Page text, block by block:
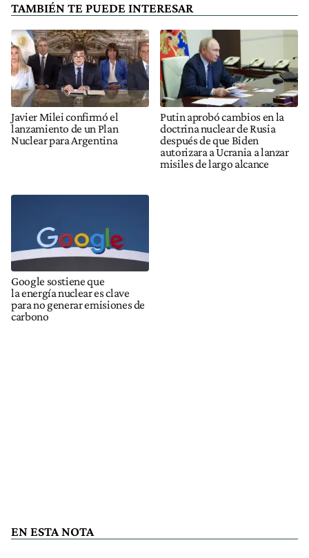
TAMBIÉN TE PUEDE INTERESAR
Javier Milei confirmó el
lanzamiento de un Plan
Nuclear para Argentina
Putin aprobó cambios en la
doctrina nuclear de Rusia
después de que Biden
autorizara a Ucrania a lanzar
misiles de largo alcance
Google sostiene que
la energía nuclear es clave
para no generar emisiones de
carbono
EN ESTA NOTA